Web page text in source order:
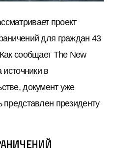
проект
для граждан 43
сообщает The New
в
документ уже
представлен президенту